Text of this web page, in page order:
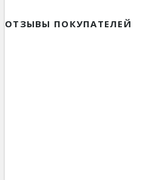
ОТЗЫВЫ ПОКУПАТЕЛЕЙ